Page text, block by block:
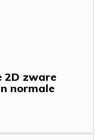
2D zware
normale